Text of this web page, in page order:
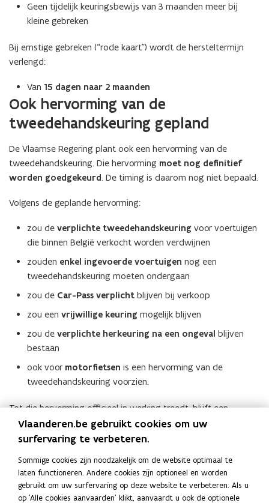
Geen tijdelijk keuringsbewijs van 3 maanden meer bij
kleine gebreken
Bij ernstige gebreken (“rode kaart”) wordt de hersteltermijn
verlengd:
Van 15 dagen naar 2 maanden
Ook hervorming van de
tweedehandskeuring gepland
De Vlaamse Regering plant ook een hervorming van de
tweedehandskeuring. Die hervorming moet nog definitief
worden goedgekeurd. De timing is daarom nog niet bepaald.
Volgens de geplande hervorming:
zou de verplichte tweedehandskeuring voor voertuigen
die binnen België verkocht worden verdwijnen
zouden enkel ingevoerde voertuigen nog een
tweedehandskeuring moeten ondergaan
zou de Car-Pass verplicht blijven bij verkoop
zou een vrijwillige keuring mogelijk blijven
zou de verplichte herkeuring na een ongeval blijven
bestaan
ook voor motorfietsen is een hervorming van de
tweedehandskeuring voorzien.
Tot die hervorming officieel in werking treedt, blijft een
tweedehandskeuring bij verkoop verplicht volgens de huidige
regelgeving.
Verdere hervorming
Dit zijn stappen in een bredere hervorming van de technische
keuring.
Vlaanderen.be gebruikt cookies om uw
surfervaring te verbeteren.
Sommige cookies zijn noodzakelijk om de website optimaal te
laten functioneren. Andere cookies zijn optioneel en worden
gebruikt om uw surfervaring op deze website te verbeteren. Als u
op 'Alle cookies aanvaarden' klikt, aanvaardt u ook de optionele